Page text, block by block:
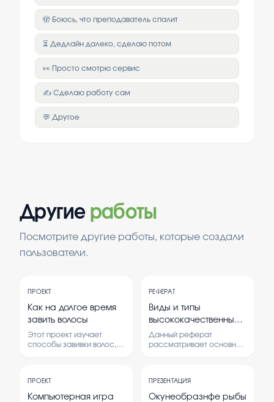
🫣 Боюсь, что преподаватель спалит
⏳ Дедлайн далеко, сделаю потом
👀 Просто смотрю сервис
✍️ Сделаю работу сам
💬 Другое
Другие работы
Посмотрите другие работы, которые создали
пользователи.
ПРОЕКТ
Как на долгое время
завить волосы
Этот проект изучает
способы завивки волос,
различные методы и их
эффективность.
РЕФЕРАТ
Виды и типы
высококачественных
металлов
применяемых в
Данный реферат
рассматривает основные
Р-7. Исследование важно
для понимания
ПРОЕКТ
Компьютерная игра
ПРЕЗЕНТАЦИЯ
Окунеобразнфе рыбы